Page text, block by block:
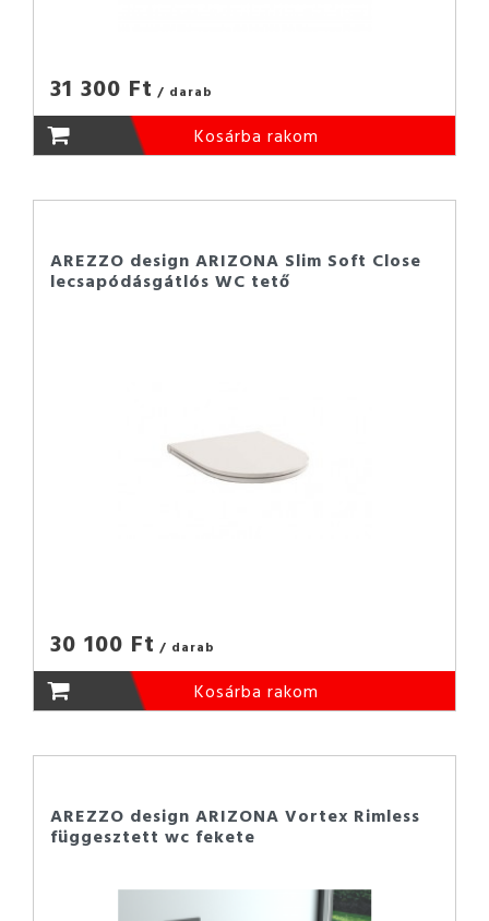
31 300 Ft / darab
Kosárba rakom
AREZZO design ARIZONA Slim Soft Close
lecsapódásgátlós WC tető
30 100 Ft / darab
Kosárba rakom
AREZZO design ARIZONA Vortex Rimless
függesztett wc fekete